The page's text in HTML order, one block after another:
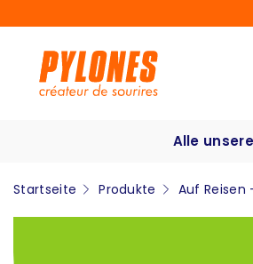
Alle
Startseite Produkte Auf Reisen